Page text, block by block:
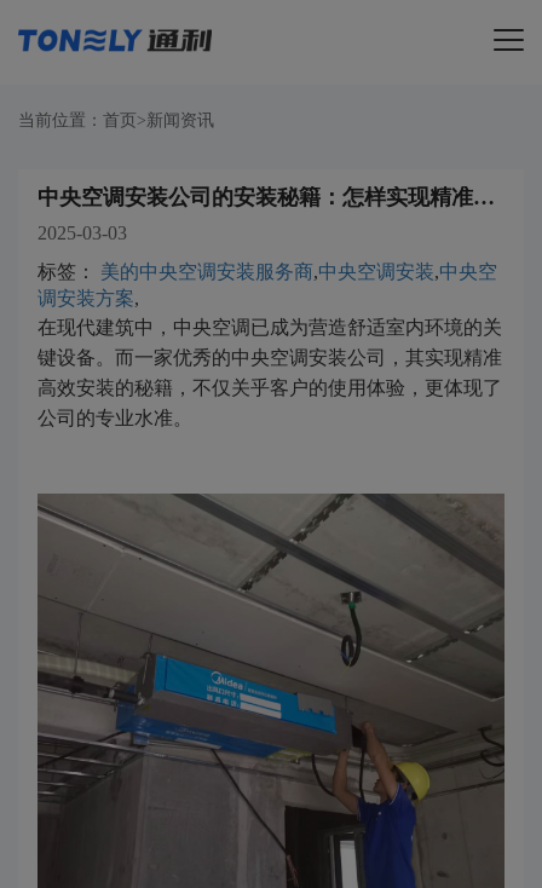
当前位置： 首页 >新闻资讯
中央空调安装公司的安装秘籍：怎样实现精准高效安装
2025-03-03
标签：
美的中央空调安装服务商,中央空调安装,中央空
调安装方案,
在现代建筑中，中央空调已成为营造舒适室内环境的关
键设备。而一家优秀的中央空调安装公司，其实现精准
高效安装的秘籍，不仅关乎客户的使用体验，更体现了
公司的专业水准。